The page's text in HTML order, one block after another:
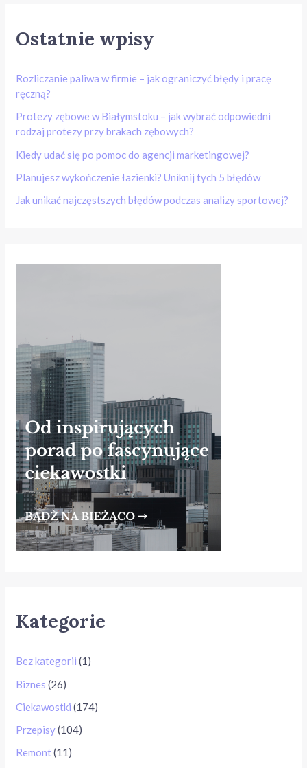
Ostatnie wpisy
Rozliczanie paliwa w firmie – jak ograniczyć błędy i pracę
ręczną?
Protezy zębowe w Białymstoku – jak wybrać odpowiedni
rodzaj protezy przy brakach zębowych?
Kiedy udać się po pomoc do agencji marketingowej?
Planujesz wykończenie łazienki? Uniknij tych 5 błędów
Jak unikać najczęstszych błędów podczas analizy sportowej?
Kategorie
Bez kategorii (1)
Biznes (26)
Ciekawostki (174)
Przepisy(104)
Remont (11)